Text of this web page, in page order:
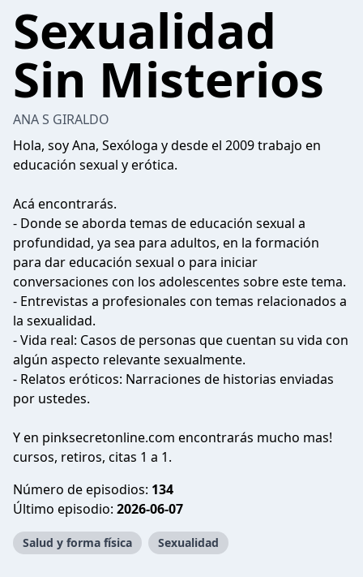
Sexualidad
Sin Misterios
ANA S GIRALDO
Hola, soy Ana, Sexóloga y desde el 2009 trabajo en
educación sexual y erótica.
Acá encontrarás.
- Donde se aborda temas de educación sexual a
profundidad, ya sea para adultos, en la formación
para dar educación sexual o para iniciar
conversaciones con los adolescentes sobre este tema.
- Entrevistas a profesionales con temas relacionados a
la sexualidad.
- Vida real: Casos de personas que cuentan su vida con
algún aspecto relevante sexualmente.
- Relatos eróticos: Narraciones de historias enviadas
por ustedes.
Y en pinksecretonline.com encontrarás mucho mas!
cursos, retiros, citas 1 a 1.
Número de episodios: 134
Último episodio: 2026-06-07
Salud y forma física Sexualidad